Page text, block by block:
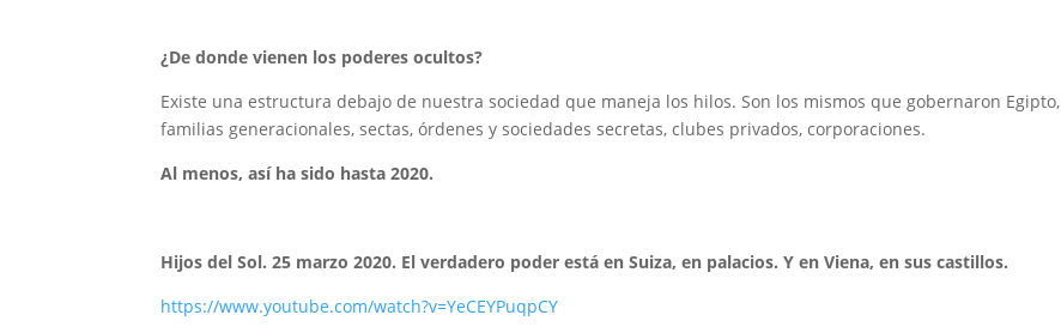
¿De donde vienen los poderes ocultos?
Existe una estructura debajo de nuestra sociedad que maneja los hilos. Son los mismos que gobernaron Egipto,
familias generacionales, sectas, órdenes y sociedades secretas, clubes privados, corporaciones.
Al menos, así ha sido hasta 2020.
Hijos del Sol. 25 marzo 2020. El verdadero poder está en Suiza, en palacios. Y en Viena, en sus castillos.
https://www.youtube.com/watch?v=YeCEYPuqpCY